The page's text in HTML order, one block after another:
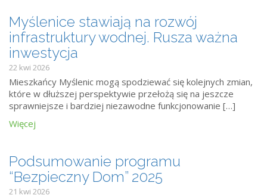
Myślenice stawiają na rozwój
infrastruktury wodnej. Rusza ważna
inwestycja
22 kwi 2026
Mieszkańcy Myślenic mogą spodziewać się kolejnych zmian,
które w dłuższej perspektywie przełożą się na jeszcze
sprawniejsze i bardziej niezawodne funkcjonowanie […]
Więcej
Podsumowanie programu
“Bezpieczny Dom” 2025
21 kwi 2026